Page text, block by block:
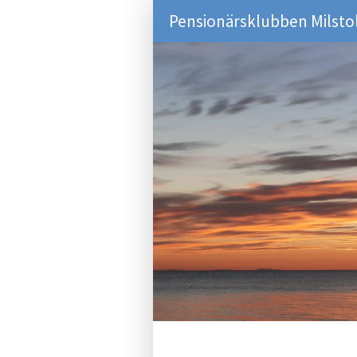
Pensionärsklubben